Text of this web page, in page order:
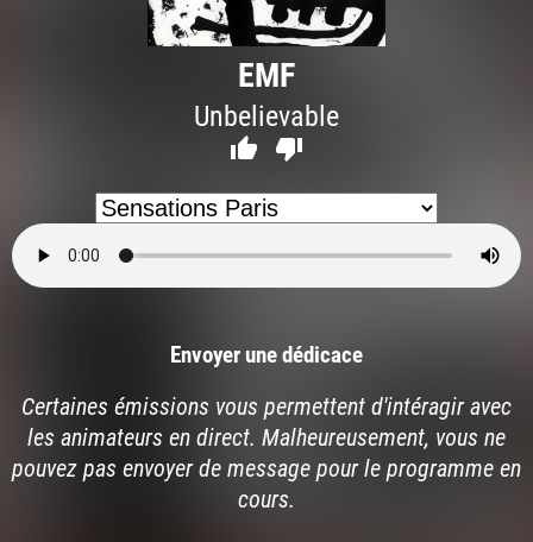
EMF
Unbelievable
 
Envoyer une dédicace
Certaines émissions vous permettent d'intéragir avec
les animateurs en direct. Malheureusement, vous ne
pouvez pas envoyer de message pour le programme en
cours.